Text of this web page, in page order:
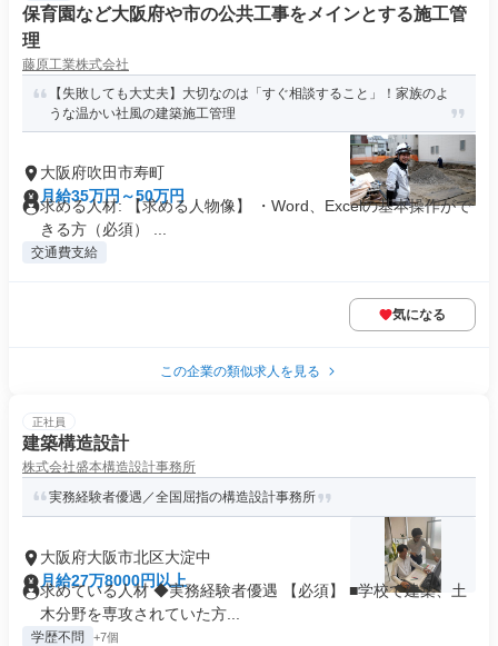
保育園など大阪府や市の公共工事をメインとする施工管
理
藤原工業株式会社
【失敗しても大丈夫】大切なのは「すぐ相談すること」！家族のよ
うな温かい社風の建築施工管理
大阪府吹田市寿町
月給35万円～50万円
求める人材: 【求める人物像】 ・Word、Excelの基本操作がで
きる方（必須） ...
交通費支給
気になる
この企業の類似求人を見る
正社員
建築構造設計
株式会社盛本構造設計事務所
実務経験者優遇／全国屈指の構造設計事務所
大阪府大阪市北区大淀中
月給27万8000円以上
求めている人材 ◆実務経験者優遇 【必須】 ■学校で建築、土
木分野を専攻されていた方...
学歴不問 +7個